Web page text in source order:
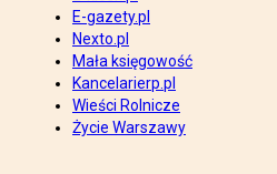
E-gazety.pl
Nexto.pl
Mała księgowość
Kancelarierp.pl
Wieści Rolnicze
Życie Warszawy